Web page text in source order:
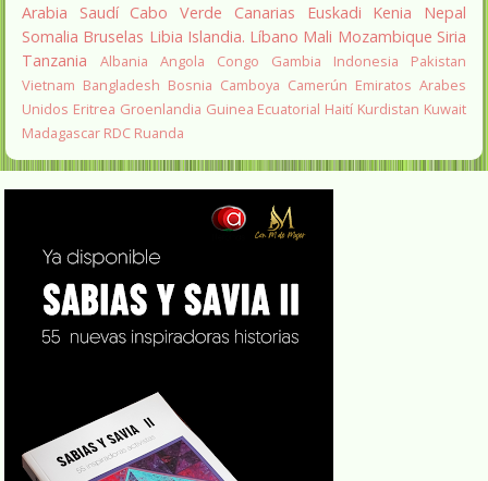
Arabia Saudí Cabo Verde Canarias Euskadi Kenia
Nepal
Somalia Bruselas Libia Islandia. Líbano Mali Mozambique Siria
Tanzania
Albania Angola Congo Gambia Indonesia
Pakistan
Vietnam Bangladesh Bosnia Camboya Camerún Emiratos Arabes
Unidos Eritrea Groenlandia Guinea Ecuatorial Haití Kurdistan Kuwait
Madagascar RDC Ruanda